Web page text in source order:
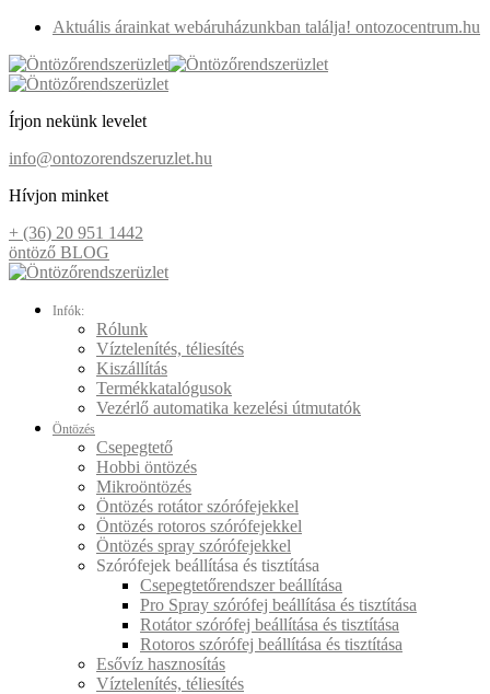
Aktuális árainkat webáruházunkban találja! ontozocentrum.hu
Írjon nekünk levelet
info@ontozorendszeruzlet.hu
Hívjon minket
+ (36) 20 951 1442
öntöző BLOG
Infók:
Rólunk
Víztelenítés, téliesítés
Kiszállítás
Termékkatalógusok
Vezérlő automatika kezelési útmutatók
Öntözés
Csepegtető
Hobbi öntözés
Mikroöntözés
Öntözés rotátor szórófejekkel
Öntözés rotoros szórófejekkel
Öntözés spray szórófejekkel
Szórófejek beállítása és tisztítása
Csepegtetőrendszer beállítása
Pro Spray szórófej beállítása és tisztítása
Rotátor szórófej beállítása és tisztítása
Rotoros szórófej beállítása és tisztítása
Esővíz hasznosítás
Víztelenítés, téliesítés